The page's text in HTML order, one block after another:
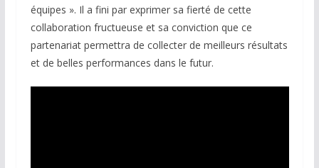
équipes ». Il a fini par exprimer sa fierté de cette
collaboration fructueuse et sa conviction que ce
partenariat permettra de collecter de meilleurs résultats
et de belles performances dans le futur.